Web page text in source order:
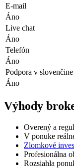
E-mail
Áno
Live chat
Áno
Telefón
Áno
Podpora v slovenčine
Áno
Výhody
Overený a
V ponuke
Zlomkové
Profesionálna
Rozsiahla